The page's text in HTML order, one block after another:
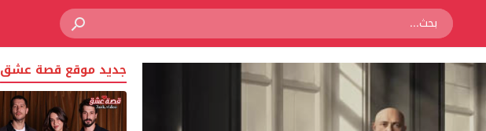
جديد موقع قصة عشق